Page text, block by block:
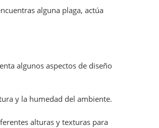
alguna plaga, actúa
algunos aspectos de diseño
y la humedad del ambiente.
alturas y texturas para